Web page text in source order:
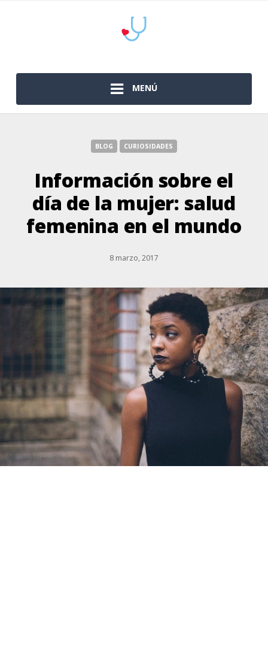
MENÚ
BLOG CURIOSIDADES
Información sobre el
día de la mujer: salud
femenina en el mundo
8 marzo, 2017